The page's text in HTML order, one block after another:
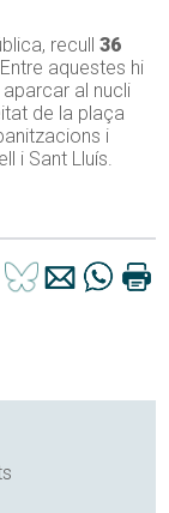
recull 36
aquestes hi
aparcar al nucli
de la plaça
i
i Sant Lluís.